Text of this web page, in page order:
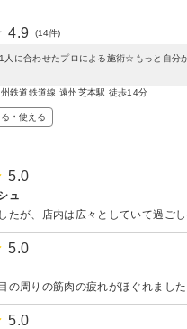
4.9
(14件)
人に合わせたプロによる施術☆もっと自分
鉄道鉄道線 遠州芝本駅 徒歩14分
・使える
5.0
ュ
5.0
の周りの筋肉の疲れがほぐれました
5.0